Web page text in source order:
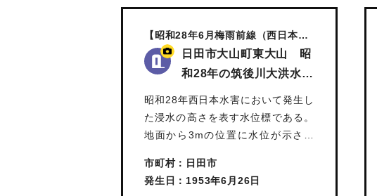
【昭和28年6月梅雨前線（西日本水
害）】
日田市大山町東大山 昭
和28年の筑後川大洪水
水位…
昭和28年西日本水害において発生し
た浸水の高さを表す水位標である。
地面から3mの位置に水位が示され
市町村：日田市
発生日：1953年6月26日